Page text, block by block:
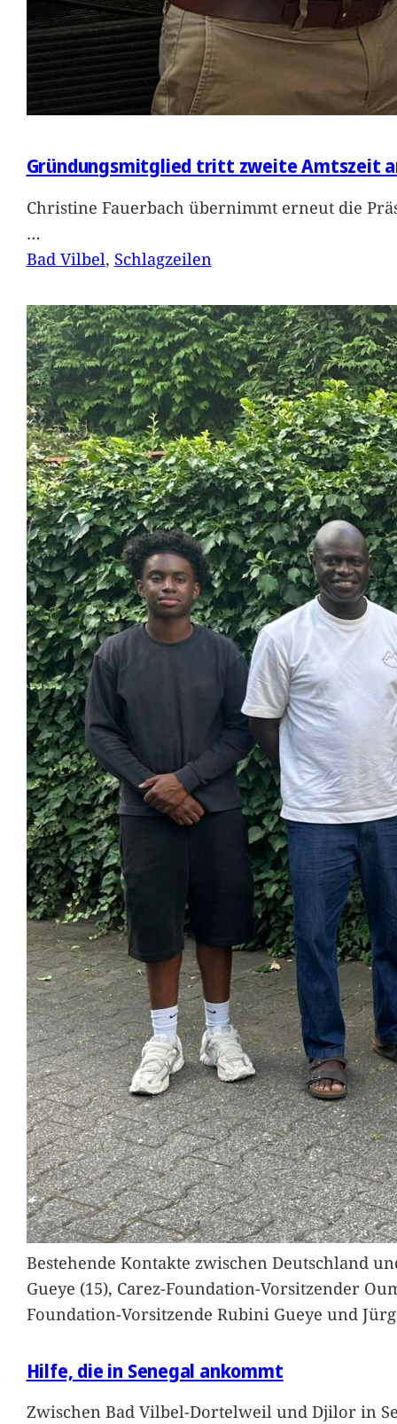
Gründungsmitglied tritt zweite Amtszeit
Christine Fauerbach übernimmt erneut die
…
Bad Vilbel, Schlagzeilen
Bestehende Kontakte zwischen Deutschland
Gueye (15), Carez-Foundation-Vorsitzender
Foundation-Vorsitzende Rubini Gueye und
Hilfe, die in Senegal ankommt
Zwischen Bad Vilbel-Dortelweil und Djilor in